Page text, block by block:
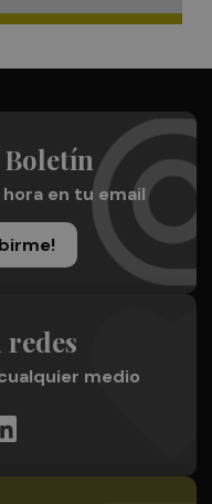
en tu email
redes
medio